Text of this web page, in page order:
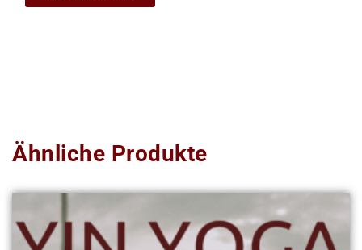
Ähnliche Produkte